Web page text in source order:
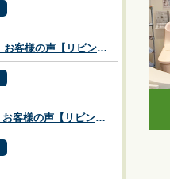
鹿児島市 M様 お客様の声【リビングプラザ滝の神】鹿児島市・リフォーム・塗装・外構・造園
鹿児島市 N様 お客様の声【リビングプラザ滝の神】鹿児島市・リフォーム・塗装・外構・造園